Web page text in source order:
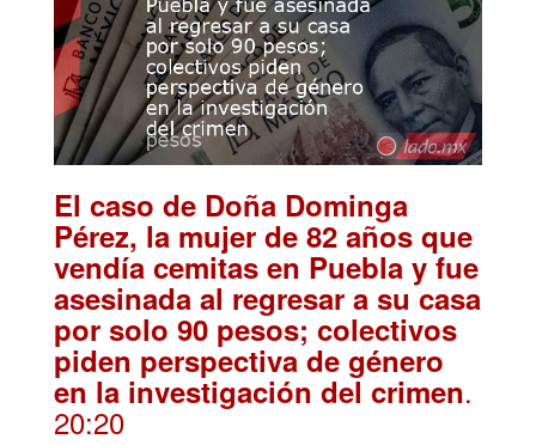
El caso de Doña Dominga
Pérez, la mujer de 82 años que
vendía cemitas en Puebla y fue
asesinada al regresar a su casa
por solo 90 pesos; colectivos
piden perspectiva de género
en la investigación del crimen.
20:20